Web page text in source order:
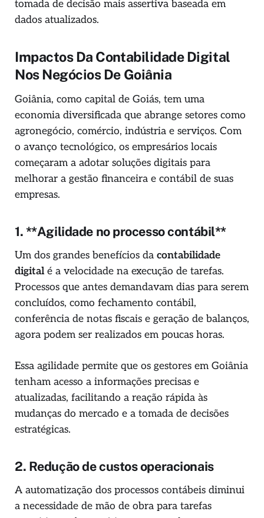
tomada de decisão mais assertiva baseada em
dados atualizados.
Impactos Da Contabilidade Digital
Nos Negócios De Goiânia
Goiânia, como capital de Goiás, tem uma
economia diversificada que abrange setores como
agronegócio, comércio, indústria e serviços. Com
o avanço tecnológico, os empresários locais
começaram a adotar soluções digitais para
melhorar a gestão financeira e contábil de suas
empresas.
1. **Agilidade no processo contábil**
Um dos grandes benefícios da contabilidade
digitalé a velocidade na execução de tarefas.
Processos que antes demandavam dias para serem
concluídos, como fechamento contábil,
conferência de notas fiscais e geração de balanços,
agora podem ser realizados em poucas horas.
Essa agilidade permite que os gestores em Goiânia
tenham acesso a informações precisas e
atualizadas, facilitando a reação rápida às
mudanças do mercado e a tomada de decisões
estratégicas.
2. Redução de custos operacionais
A automatização dos processos contábeis diminui
a necessidade de mão de obra para tarefas